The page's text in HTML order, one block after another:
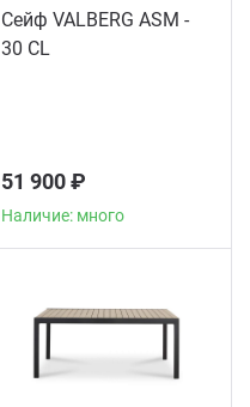
Сейф VALBERG ASM -
30 CL
51 900 ₽
Наличие: много